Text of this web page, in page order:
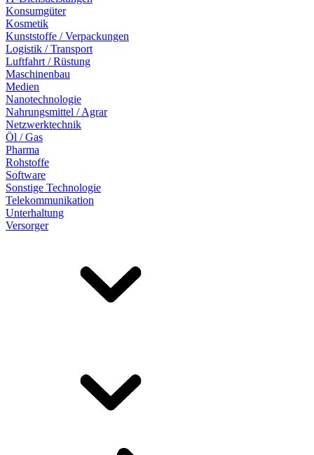
Konsumgüter
Kosmetik
Kunststoffe / Verpackungen
Logistik / Transport
Luftfahrt / Rüstung
Maschinenbau
Medien
Nanotechnologie
Nahrungsmittel / Agrar
Netzwerktechnik
Öl / Gas
Pharma
Rohstoffe
Software
Sonstige Technologie
Telekommunikation
Unterhaltung
Versorger